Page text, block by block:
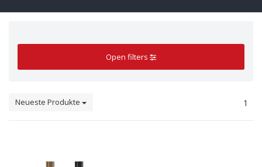
Open filters
Neueste Produkte 1